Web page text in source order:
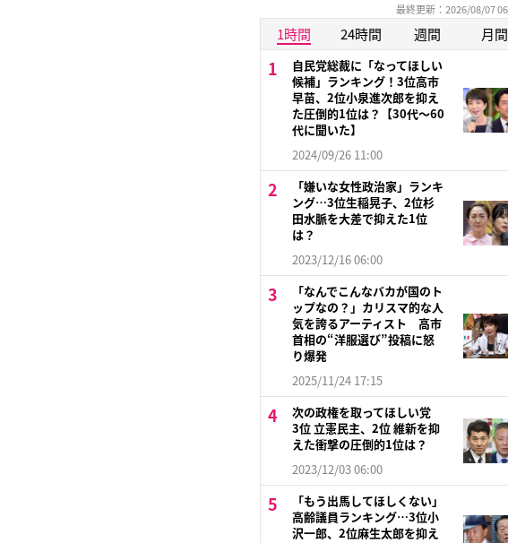
最終更新：2026/08/07
1時間 24時間 週間 月間
自民党総裁に「なってほしい
候補」ランキング！3位高市
早苗、2位小泉進次郎を抑え
た圧倒的1位は？【30代〜60
代に聞いた】
2024/09/26 11:00
「嫌いな女性政治家」ランキ
ング…3位生稲晃子、2位杉
田水脈を大差で抑えた1位
は？
2023/12/16 06:00
「なんでこんなバカが国のト
ップなの？」カリスマ的な人
気を誇るアーティスト 高市
首相の“洋服選び”投稿に怒
り爆発
2025/11/24 17:15
次の政権を取ってほしい党
3位 立憲民主、2位 維新を抑
えた衝撃の圧倒的1位は？
2023/12/03 06:00
「もう出馬してほしくない」
高齢議員ランキング…3位小
沢一郎、2位麻生太郎を抑え